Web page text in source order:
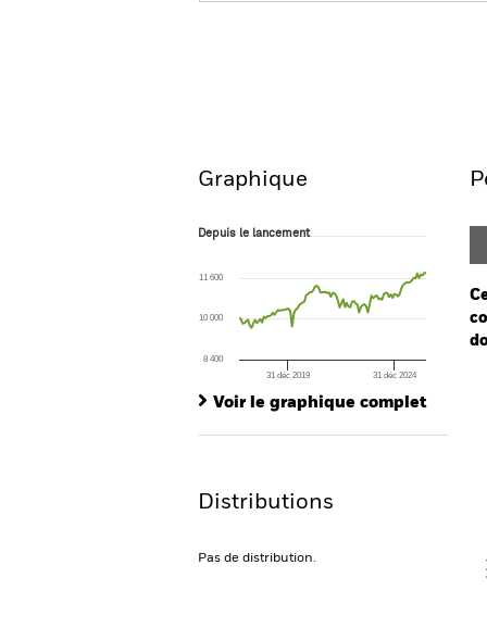
Graphique
Depuis le lancement
The chart has 1 X axis displaying Time.
The chart has 1 Y axis displaying values.
Depuis le lancement
31 déc 2019 31 déc 2024
8 400
10 000
11 600
Voir le graphique complet
Distributions
Pas de distribution.